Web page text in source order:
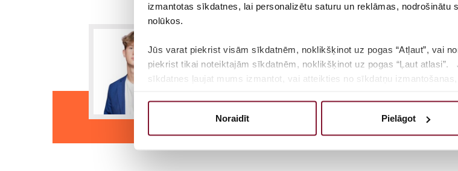
izmantotas sīkdatnes, lai personalizētu saturu un reklāmas,
nolūkos.
Jūs varat piekrist visām sīkdatnēm, noklikšķinot uz pogas “Atļaut”, vai
piekrist tikai noteiktajām sīkdatnēm, noklikšķinot uz pogas “Ļaut
sīkdatnes ļaujat mums izmantot, vai atteikties no sīkdatņu
Noraidīt
Pielāgot
Izglītojoša programma “Skolas
politiskās pratības veicināšanai.